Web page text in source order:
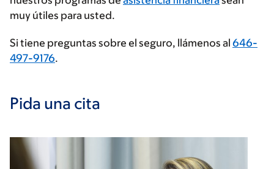
muy útiles para usted.
Si tiene preguntas sobre el seguro, llámenos al 646-
497-9176.
Pida una cita